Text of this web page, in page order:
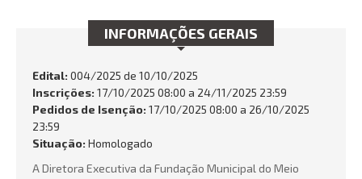
POLÍTICA DE PRIVACIDADE
Busca:
INFORMAÇÕES GERAIS
Edital: 004/2025 de 10/10/2025
Inscrições: 17/10/2025 08:00 a 24/11/2025 23:59
Pedidos de Isenção: 17/10/2025 08:00 a 26/10/2025
23:59
Situação: Homologado
A Diretora Executiva da Fundação Municipal do Meio